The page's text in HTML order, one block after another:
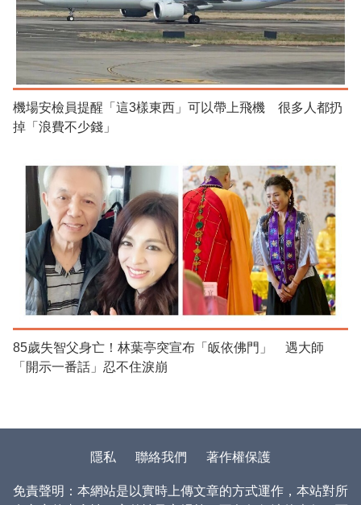
機場安檢員提醒「這3樣東西」可以帶上飛機 很多人都扔
掉「浪費不少錢」
85歲失智父身亡！林葉亭突宣布「皈依佛門」 遇大師
「開示一番話」忍不住淚崩
隱私 聯絡我們 著作權保護
免責聲明：本網站是以實時上傳文章的方式運作，本站對所